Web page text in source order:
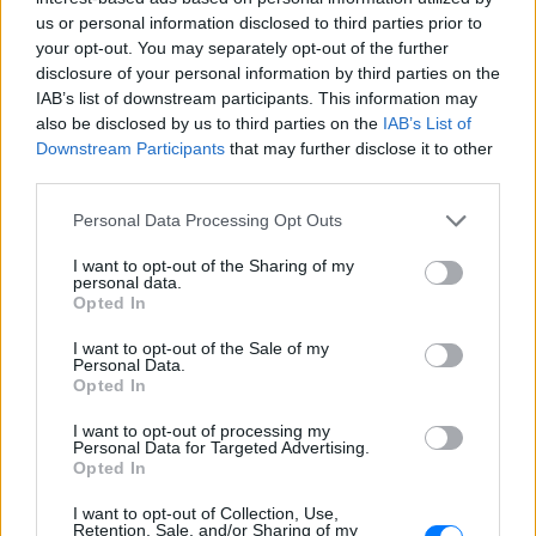
us or personal information disclosed to third parties prior to
your opt-out. You may separately opt-out of the further
disclosure of your personal information by third parties on the
IAB’s list of downstream participants. This information may
also be disclosed by us to third parties on the IAB’s List of
Downstream Participants that may further disclose it to other
Personal Data Processing Opt Outs
I want to opt-out of the Sharing of my
personal data.
Opted In
I want to opt-out of the Sale of my
Personal Data.
Opted In
I want to opt-out of processing my
Personal Data for Targeted Advertising.
Opted In
I want to opt-out of Collection, Use,
Retention, Sale, and/or Sharing of my
ήταν σε κλαμπ
«Δεν δεχόμαστε τελεσίγραφα»:
Η απάντηση της Ιταλίας στην
Ισπανία
ΣΉΜΕΡΑ
Μαραντόνα: «Ήταν πρησμένος, δεν σηκωνόταν
από το κρεβάτι και είχε παραιτηθεί» – Τι
αποκάλυψε ο μασέρ του στη δίκη
Η κατάθεση του Νικολά Ταφαρέλ στο δικαστήριο